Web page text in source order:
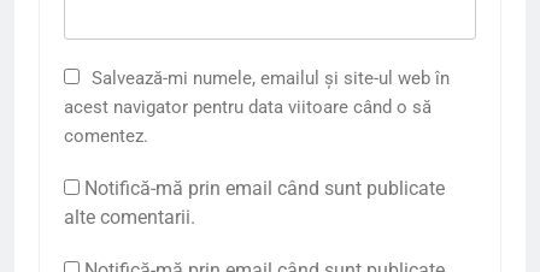
Salvează-mi numele, emailul și site-ul web în
acest navigator pentru data viitoare când o să
comentez.
Notifică-mă prin email când sunt publicate
alte comentarii.